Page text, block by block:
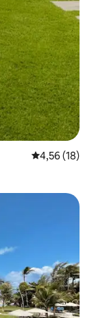
Prosječna
4,56 (18)